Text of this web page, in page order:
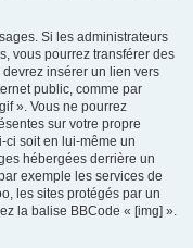
Si les administrateurs
vous pourrez transférer des
insérer un lien vers
public, comme par
». Vous ne pourrez
sur votre propre
ci soit en lui-même un
hébergées derrière un
exemple les services de
les sites protégés par un
la balise BBCode « [img] ».